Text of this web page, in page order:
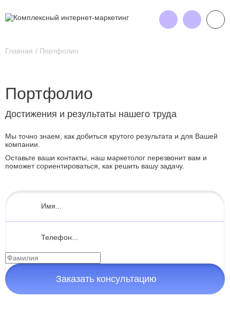
Главная Портфолио
Портфолио
Достижения и результаты нашего труда
Мы точно знаем, как добиться крутого результата и для Вашей
компании.
Оставьте ваши контакты, наш маркетолог перезвонит вам и
поможет сориентироваться, как решить вашу задачу.
Заказать консультацию